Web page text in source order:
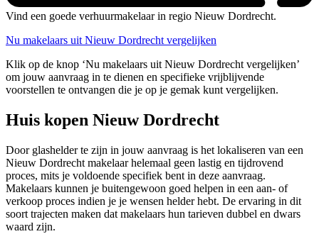
Vind een goede verhuurmakelaar in regio Nieuw Dordrecht.
Nu makelaars uit Nieuw Dordrecht vergelijken
Klik op de knop ‘Nu makelaars uit Nieuw Dordrecht vergelijken’
om jouw aanvraag in te dienen en specifieke vrijblijvende
voorstellen te ontvangen die je op je gemak kunt vergelijken.
Huis kopen Nieuw Dordrecht
Door glashelder te zijn in jouw aanvraag is het lokaliseren van een
Nieuw Dordrecht makelaar helemaal geen lastig en tijdrovend
proces, mits je voldoende specifiek bent in deze aanvraag.
Makelaars kunnen je buitengewoon goed helpen in een aan- of
verkoop proces indien je je wensen helder hebt. De ervaring in dit
soort trajecten maken dat makelaars hun tarieven dubbel en dwars
waard zijn.